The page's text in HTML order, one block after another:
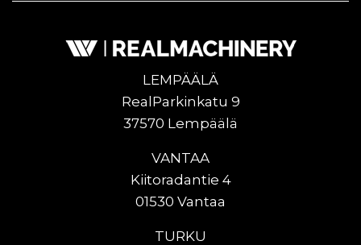
LEMPÄÄLÄ
RealParkinkatu 9
37570 Lempäälä
VANTAA
Kiitoradantie 4
01530 Vantaa
TURKU